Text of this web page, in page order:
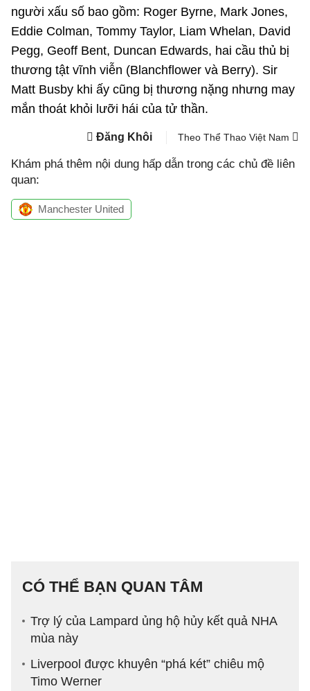
người xấu số bao gồm: Roger Byrne, Mark Jones,
Eddie Colman, Tommy Taylor, Liam Whelan, David
Pegg, Geoff Bent, Duncan Edwards, hai cầu thủ bị
thương tật vĩnh viễn (Blanchflower và Berry). Sir
Matt Busby khi ấy cũng bị thương nặng nhưng may
mắn thoát khỏi lưỡi hái của tử thần.
Đăng Khôi Theo Thể Thao Việt Nam
Khám phá thêm nội dung hấp dẫn trong các chủ đề liên
quan:
Manchester United
CÓ THỂ BẠN QUAN TÂM
Trợ lý của Lampard ủng hộ hủy kết quả NHA
mùa này
Liverpool được khuyên “phá két” chiêu mộ
Timo Werner